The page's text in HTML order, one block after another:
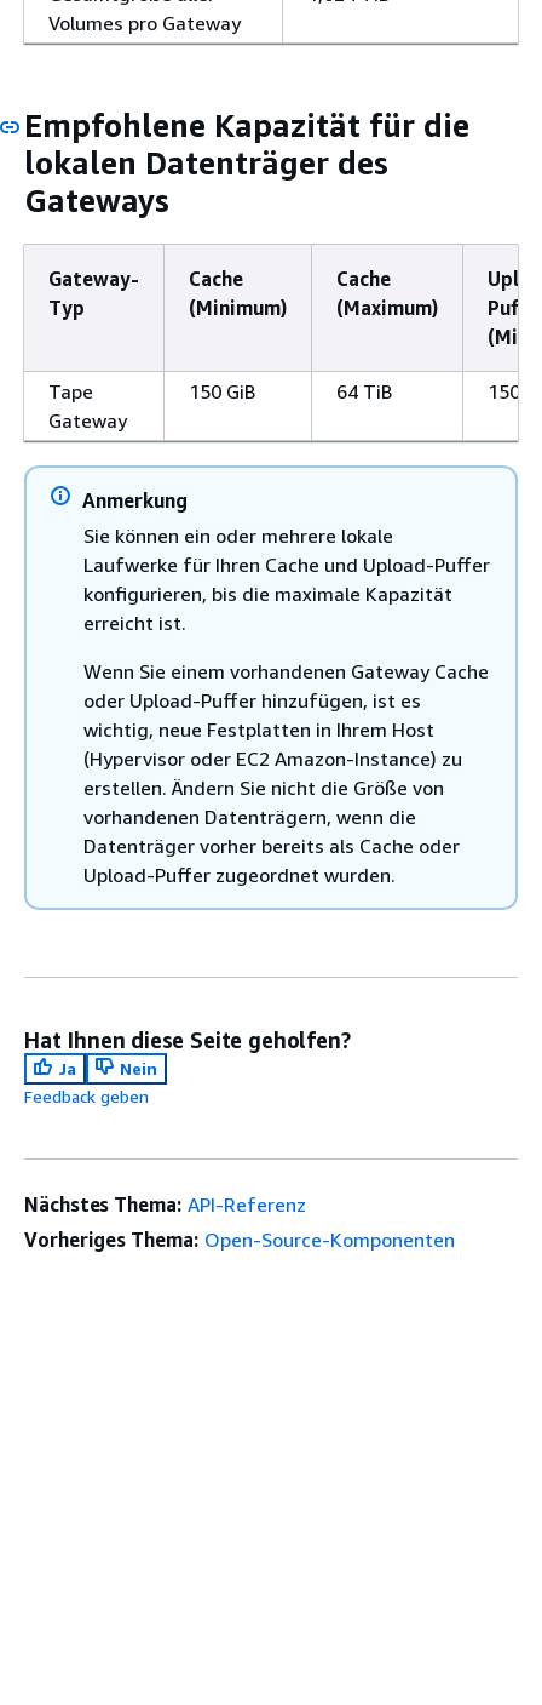
Volumes pro Gateway
Empfohlene Kapazität für die
lokalen Datenträger des
Gateways
Gateway-
Typ
Cache
(Minimum)
Cache
(Maximum)
Tape
Gateway
150 GiB 64 TiB 150
Anmerkung
Sie können ein oder mehrere lokale
Laufwerke für Ihren Cache und Upload-Puffer
konfigurieren, bis die maximale Kapazität
erreicht ist.
Wenn Sie einem vorhandenen Gateway Cache
oder Upload-Puffer hinzufügen, ist es
wichtig, neue Festplatten in Ihrem Host
(Hypervisor oder EC2 Amazon-Instance) zu
erstellen. Ändern Sie nicht die Größe von
vorhandenen Datenträgern, wenn die
Datenträger vorher bereits als Cache oder
Upload-Puffer zugeordnet wurden.
Hat Ihnen diese Seite geholfen?
Ja
Nein
Feedback geben
Nächstes Thema: API-Referenz
Vorheriges Thema: Open-Source-Komponenten